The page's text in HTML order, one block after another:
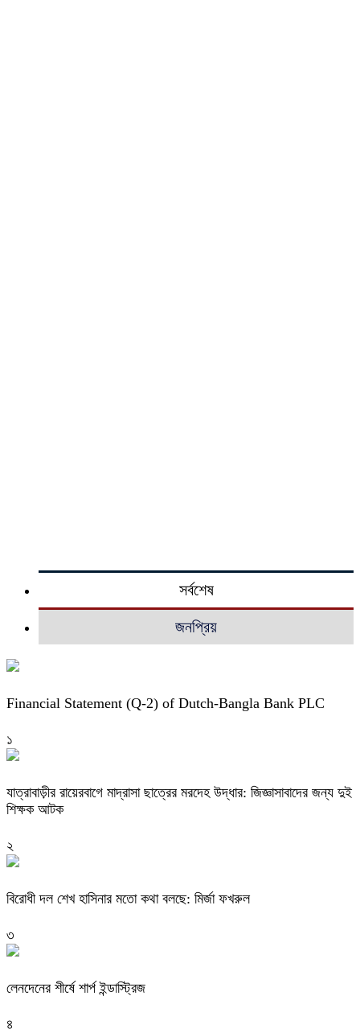
সর্বশেষ
জনপ্রিয়
Financial Statement (Q-2) of Dutch-Bangla Bank PLC
১
যাত্রাবাড়ীর রায়েরবাগে মাদ্রাসা ছাত্রের মরদেহ উদ্ধার: জিজ্ঞাসাবাদের জন্য দুই
শিক্ষক আটক
২
বিরোধী দল শেখ হাসিনার মতো কথা বলছে: মির্জা ফখরুল
৩
লেনদেনের শীর্ষে শার্প ইন্ডাস্ট্রিজ
৪